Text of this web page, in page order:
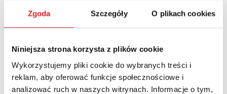
Zgoda Szczegóły O plikach cookies
Niniejsza strona korzysta z plików cookie
Wykorzystujemy pliki cookie do wybranych treści i
reklam, aby oferować funkcje społecznościowe i
analizować ruch w naszych witrynach. Informacje o tym,
Zapytaj o szczegóły oferty
Imię i nazwisko: *
Adres e-mail: *